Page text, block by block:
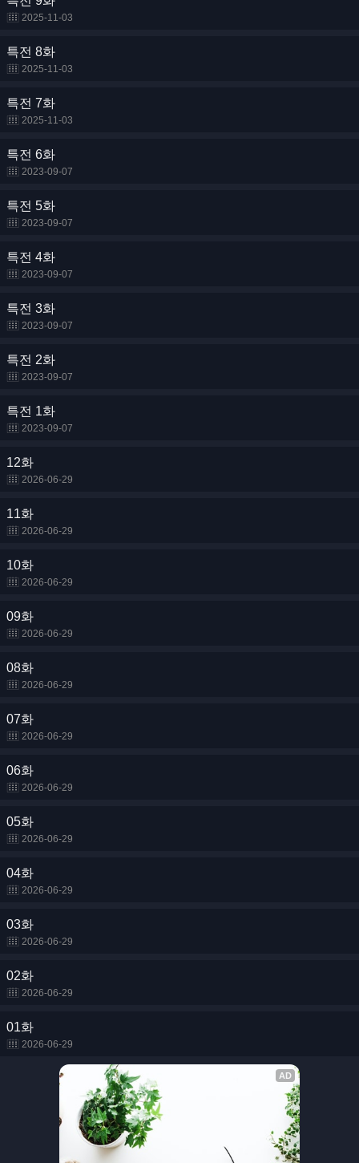
2025-11-03
특전 8화
2025-11-03
특전 7화
2025-11-03
특전 6화
2023-09-07
특전 5화
2023-09-07
특전 4화
2023-09-07
특전 3화
2023-09-07
특전 2화
2023-09-07
특전 1화
2023-09-07
12화
2026-06-29
11화
2026-06-29
10화
2026-06-29
09화
2026-06-29
08화
2026-06-29
07화
2026-06-29
06화
2026-06-29
05화
2026-06-29
04화
2026-06-29
03화
2026-06-29
02화
2026-06-29
01화
2026-06-29